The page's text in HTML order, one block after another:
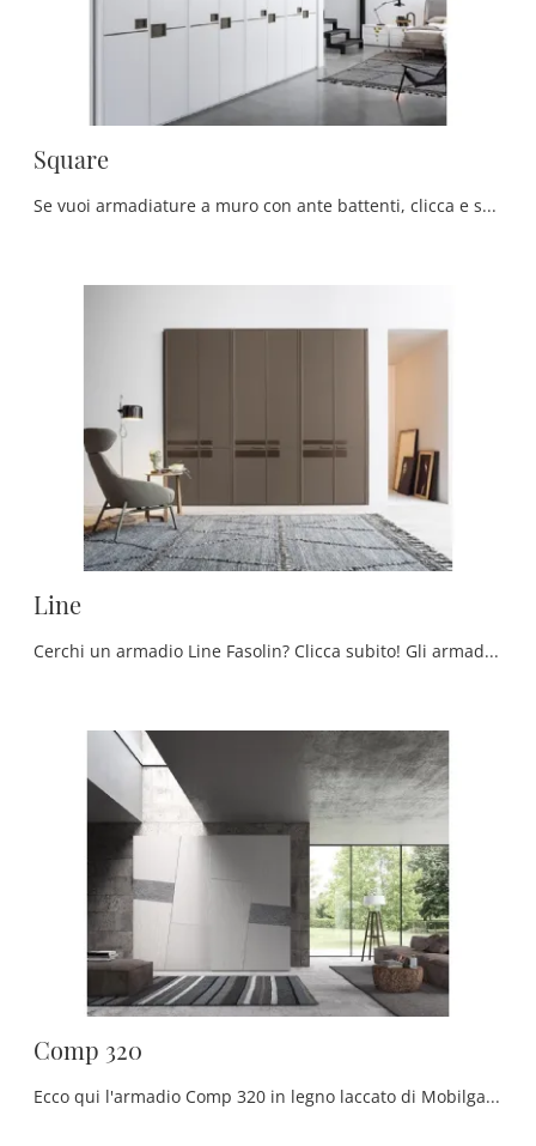
Square
Se vuoi armadiature a muro con ante battenti, clicca e scopri l'armadio Square di Fasolin in legno laccato.
Line
Cerchi un armadio Line Fasolin? Clicca subito! Gli armadi a muro con ante battenti ti attendono.
Comp 320
Ecco qui l'armadio Comp 320 in legno laccato di Mobilgam! Un ricco catalogo di armadi a muro con ante scorrevoli.